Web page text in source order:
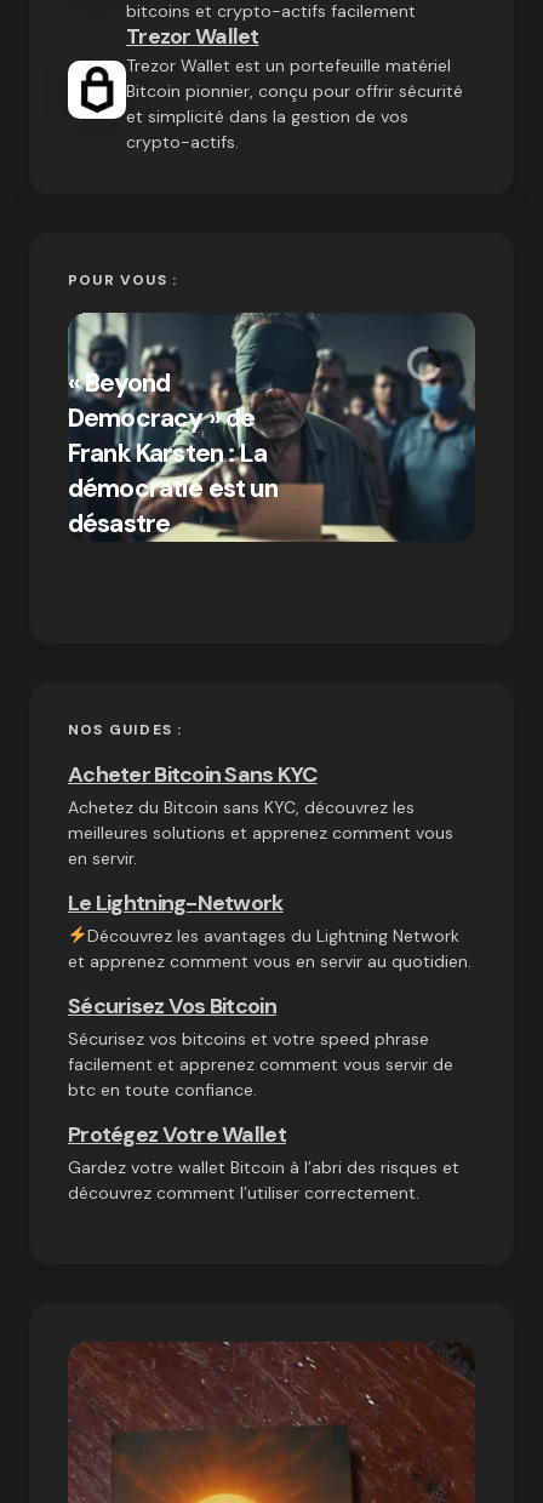
bitcoins et crypto-actifs facilement
Trezor Wallet
Trezor Wallet est un portefeuille matériel
Bitcoin pionnier, conçu pour offrir sécurité
et simplicité dans la gestion de vos
crypto-actifs.
POUR VOUS :
« Beyond
Democracy » de
Frank Karsten : La
démocratie est un
désastre
par Ines Aissani
on 03/10/2024
NOS GUIDES :
Acheter Bitcoin Sans KYC
Achetez du Bitcoin sans KYC, découvrez les
meilleures solutions et apprenez comment vous
en servir.
Le Lightning-Network
Découvrez les avantages du Lightning Network
et apprenez comment vous en servir au quotidien.
Sécurisez Vos Bitcoin
Sécurisez vos bitcoins et votre speed phrase
facilement et apprenez comment vous servir de
btc en toute confiance.
Protégez Votre Wallet
Gardez votre wallet Bitcoin à l’abri des risques et
découvrez comment l’utiliser correctement.